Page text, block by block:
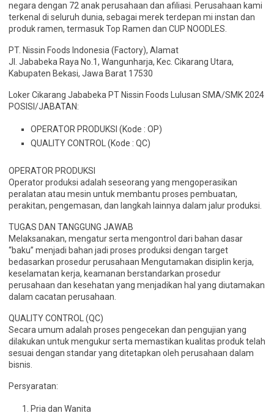
negara dengan 72 anak perusahaan dan afiliasi. Perusahaan kami
terkenal di seluruh dunia, sebagai merek terdepan mi instan dan
produk ramen, termasuk Top Ramen dan CUP NOODLES.
PT. Nissin Foods Indonesia (Factory), Alamat
Jl. Jababeka Raya No.1, Wangunharja, Kec. Cikarang Utara,
Kabupaten Bekasi, Jawa Barat 17530
Loker Cikarang Jababeka PT Nissin Foods Lulusan SMA/SMK 2024
POSISI/JABATAN:
OPERATOR PRODUKSI (Kode : OP)
QUALITY CONTROL (Kode : QC)
OPERATOR PRODUKSI
Operator produksi adalah seseorang yang mengoperasikan
peralatan atau mesin untuk membantu proses pembuatan,
perakitan, pengemasan, dan langkah lainnya dalam jalur produksi.
TUGAS DAN TANGGUNG JAWAB
Melaksanakan, mengatur serta mengontrol dari bahan dasar
“baku” menjadi bahan jadi proses produksi dengan target
bedasarkan prosedur perusahaan Mengutamakan disiplin kerja,
keselamatan kerja, keamanan berstandarkan prosedur
perusahaan dan kesehatan yang menjadikan hal yang diutamakan
dalam cacatan perusahaan.
QUALITY CONTROL (QC)
Secara umum adalah proses pengecekan dan pengujian yang
dilakukan untuk mengukur serta memastikan kualitas produk telah
sesuai dengan standar yang ditetapkan oleh perusahaan dalam
bisnis.
Persyaratan:
Pria dan Wanita